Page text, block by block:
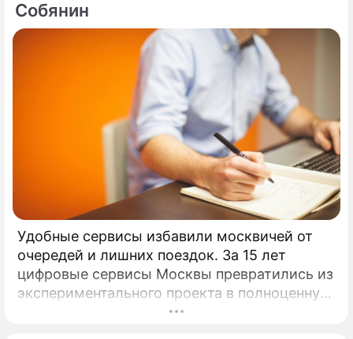
Собянин
Удобные сервисы избавили москвичей от
очередей и лишних поездок. За 15 лет
цифровые сервисы Москвы превратились из
экспериментального проекта в полноценную
систему, без которой уже сложно